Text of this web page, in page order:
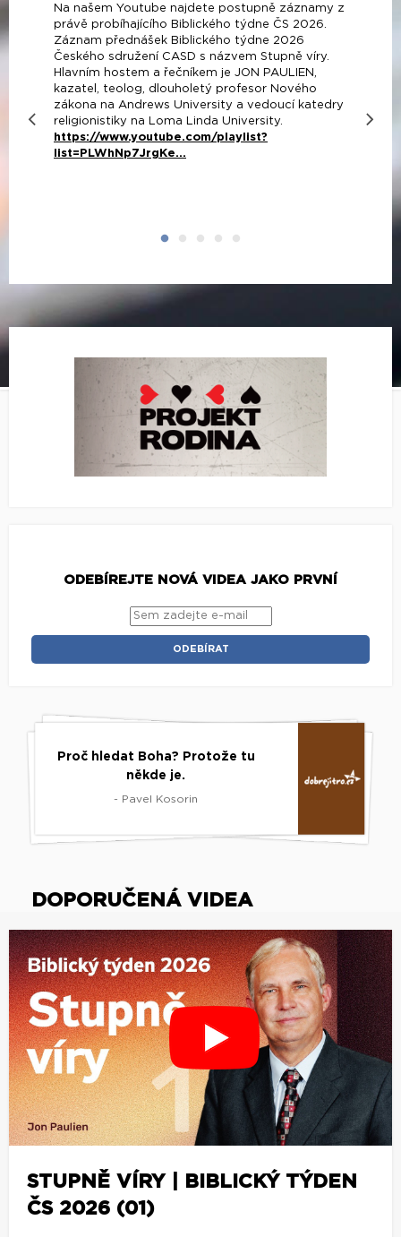
Na našem Youtube najdete postupně záznamy z
právě probíhajícího Biblického týdne ČS 2026.
Záznam přednášek Biblického týdne 2026
Českého sdružení CASD s názvem Stupně víry.
Hlavním hostem a řečníkem je JON PAULIEN,
kazatel, teolog, dlouholetý profesor Nového
zákona na Andrews University a vedoucí katedry
religionistiky na Loma Linda University.
https://www.youtube.com/playlist?
list=PLWhNp7JrgKe...
ODEBÍREJTE NOVÁ VIDEA JAKO PRVNÍ
Proč hledat Boha? Protože tu
někde je.
- Pavel Kosorin
DOPORUČENÁ VIDEA
STUPNĚ VÍRY | BIBLICKÝ TÝDEN
ČS 2026 (01)